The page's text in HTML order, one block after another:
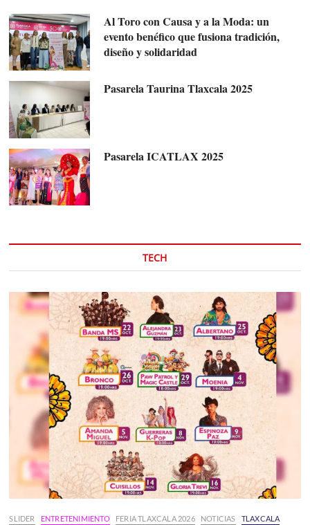
Al Toro con Causa y a la Moda: un
evento benéfico que fusiona tradición,
diseño y solidaridad
Pasarela Taurina Tlaxcala 2025
Pasarela ICATLAX 2025
TECH
SLIDER ENTRETENIMIENTO FERIA TLAXCALA 2026 NOTICIAS TLAXCALA